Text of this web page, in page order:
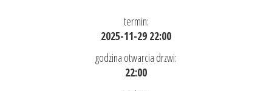
termin:
2025-11-29 22:00
godzina otwarcia drzwi:
22:00